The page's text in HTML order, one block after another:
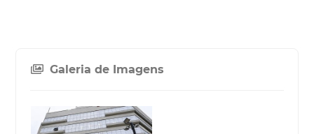
Galeria de Imagens